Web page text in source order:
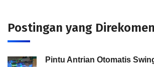
Postingan yang
Pintu Antrian Otomatis